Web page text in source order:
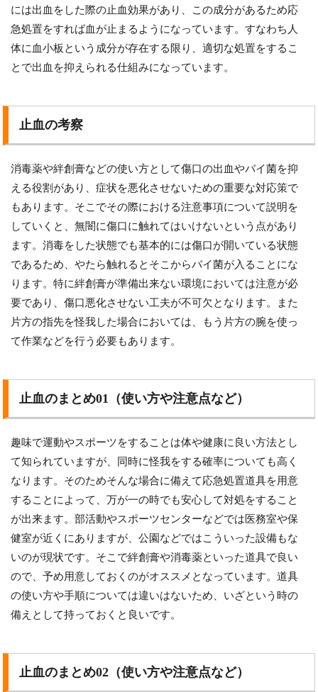
には出血をした際の止血効果があり、この成分があるため応
急処置をすれば血が止まるようになっています。すなわち人
体に血小板という成分が存在する限り、適切な処置をするこ
とで出血を抑えられる仕組みになっています。
止血の考察
消毒薬や絆創膏などの使い方として傷口の出血やバイ菌を抑
える役割があり、症状を悪化させないための重要な対応策で
もあります。そこでその際における注意事項について説明を
していくと、無闇に傷口に触れてはいけないという点があり
ます。消毒をした状態でも基本的には傷口が開いている状態
であるため、やたら触れるとそこからバイ菌が入ることにな
ります。特に絆創膏が準備出来ない環境においては注意が必
要であり、傷口悪化させない工夫が不可欠となります。また
片方の指先を怪我した場合においては、もう片方の腕を使っ
て作業などを行う必要もあります。
止血のまとめ01（使い方や注意点など）
趣味で運動やスポーツをすることは体や健康に良い方法とし
て知られていますが、同時に怪我をする確率についても高く
なります。そのためそんな場合に備えて応急処置道具を用意
することによって、万が一の時でも安心して対処をすること
が出来ます。部活動やスポーツセンターなどでは医務室や保
健室が近くにありますが、公園などではこういった設備もな
いのが現状です。そこで絆創膏や消毒薬といった道具で良い
ので、予め用意しておくのがオススメとなっています。道具
の使い方や手順については違いはないため、いざという時の
備えとして持っておくと良いです。
止血のまとめ02（使い方や注意点など）